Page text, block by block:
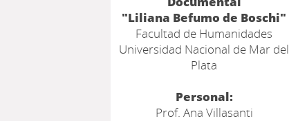
"Liliana Befumo de Boschi"
Facultad de Humanidades
Universidad Nacional de Mar del
Plata
Personal:
Prof. Ana Villasanti